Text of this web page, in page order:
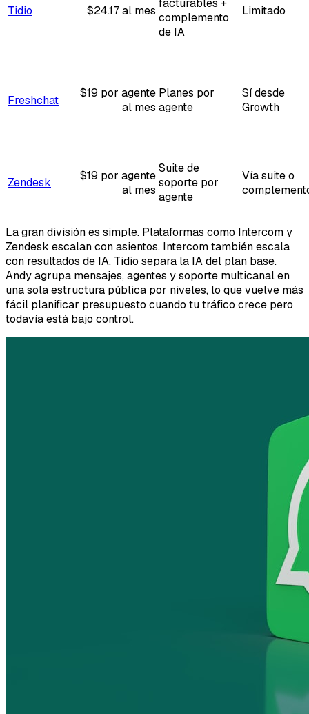
Tidio $24.17 al mes
facturables +
complemento
de IA
Limitado
Freshchat
$19 por agente
al mes
Planes por
agente
Sí desde
Growth
Zendesk
$19 por agente
al mes
Suite de
soporte por
agente
Vía suite o
La gran división es simple. Plataformas como Intercom y
Zendesk escalan con asientos. Intercom también escala
con resultados de IA. Tidio separa la IA del plan base.
Andy agrupa mensajes, agentes y soporte multicanal en
una sola estructura pública por niveles, lo que vuelve más
fácil planificar presupuesto cuando tu tráfico crece pero
todavía está bajo control.